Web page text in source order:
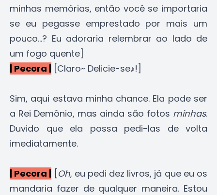
minhas memórias, então você se importaria
se eu pegasse emprestado por mais um
pouco...? Eu adoraria relembrar ao lado de
um fogo quente]
| Pecora | [Claro~ Delicie-se♪!]
Sim, aqui estava minha chance. Ela pode ser
a Rei Demônio, mas ainda são fotos minhas.
Duvido que ela possa pedi-las de volta
imediatamente.
| Pecora | [Oh, eu pedi dez livros, já que eu os
mandaria fazer de qualquer maneira. Estou